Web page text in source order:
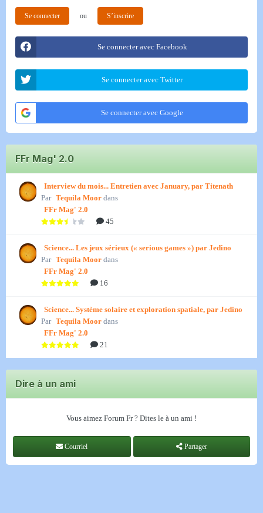
Se connecter ou S’inscrire
Se connecter avec Facebook
Se connecter avec Twitter
Se connecter avec Google
FFr Mag' 2.0
Interview du mois... Entretien avec January, par Titenath
Par Tequila Moor dans
FFr Mag' 2.0
45
Science... Les jeux sérieux (« serious games ») par Jedino
Par Tequila Moor dans
FFr Mag' 2.0
16
Science... Système solaire et exploration spatiale, par Jedino
Par Tequila Moor dans
FFr Mag' 2.0
21
Dire à un ami
Vous aimez Forum Fr ? Dites le à un ami !
Courriel Partager